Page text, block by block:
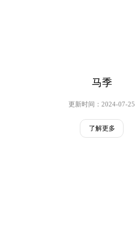
马季
更新时间：2024-07-25
了解更多